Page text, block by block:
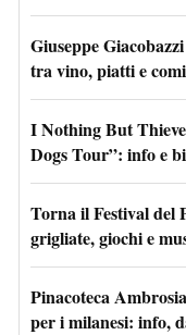
Giuseppe
tra vino, piatti e
I Nothing But
Dogs Tour”: info e
Torna il Festival del
grigliate, giochi e
Pinacoteca
per i milanesi: info,